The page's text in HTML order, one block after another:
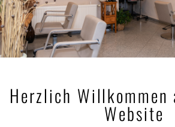
Herzlich Willkommen
Website